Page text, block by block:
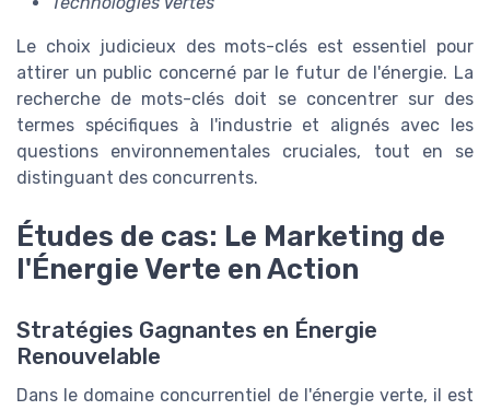
Le choix judicieux des mots-clés est essentiel pour
attirer un public concerné par le futur de l'énergie. La
recherche de mots-clés doit se concentrer sur des
termes spécifiques à l'industrie et alignés avec les
questions environnementales cruciales, tout en se
distinguant des concurrents.
Études de cas: Le Marketing de
l'Énergie Verte en Action
Stratégies Gagnantes en Énergie
Renouvelable
Dans le domaine concurrentiel de l'énergie verte, il est